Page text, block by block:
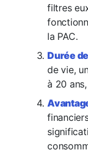
filtres
la PAC.
Durée
de vie,
à 20